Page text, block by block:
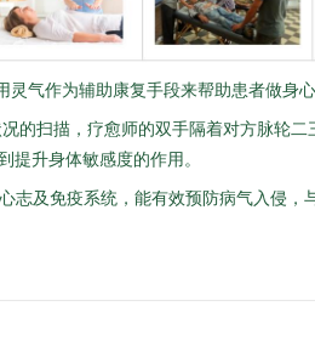
灵气作为辅助康复手段来帮助患者做身
扫描，疗愈师的双手隔着对方脉轮二
提升身体敏感度的作用。
志及免疫系统，能有效预防病气入侵，